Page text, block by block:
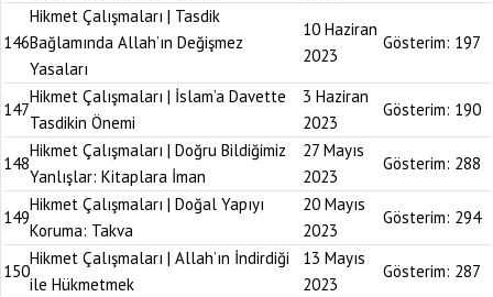
146
Hikmet Çalışmaları | Tasdik
Bağlamında Allah’ın Değişmez
Yasaları
10 Haziran
2023
Gösterim: 197
147
Hikmet Çalışmaları | İslam’a Davette
Tasdikin Önemi
3 Haziran
2023
Gösterim: 190
148
Hikmet Çalışmaları | Doğru Bildiğimiz
Yanlışlar: Kitaplara İman
27 Mayıs
2023
Gösterim: 288
149
Hikmet Çalışmaları | Doğal Yapıyı
Koruma: Takva
20 Mayıs
2023
Gösterim: 294
150
Hikmet Çalışmaları | Allah’ın İndirdiği
ile Hükmetmek
13 Mayıs
2023
Gösterim: 287